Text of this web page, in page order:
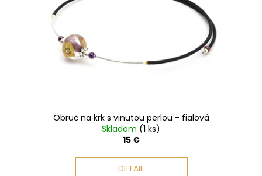
Obruč na krk s vinutou perlou - fialová
Skladom (1 ks)
15 €
DETAIL